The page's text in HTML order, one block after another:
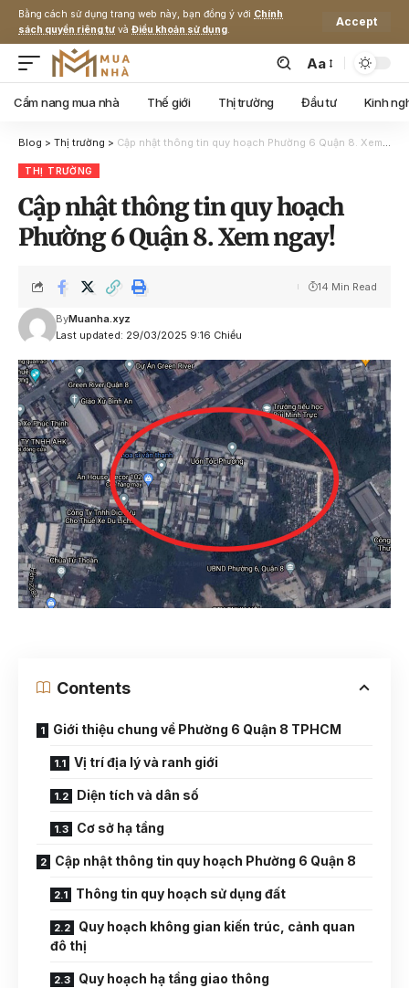
Bằng cách sử dụng trang web này, bạn đồng ý với Chính
sách quyền riêng tư và Điều khoản sử dụng.
Accept
Aa
Cẩm nang mua nhà Thế giới Thị trường Đầu tư Kinh
Blog > Thị trường > Cập nhật thông tin quy hoạch Phường 6 Quận 8. Xem ngay!
THỊ TRƯỜNG
Cập nhật thông tin quy hoạch
Phường 6 Quận 8. Xem ngay!
Last updated: 29/03/2025 9:16 Chiều
ByMuanha.xyz
14 Min Read
Contents
Giới thiệu chung về Phường 6 Quận 8 TPHCM
Vị trí địa lý và ranh giới
Diện tích và dân số
Cơ sở hạ tầng
Cập nhật thông tin quy hoạch Phường 6 Quận 8
Thông tin quy hoạch sử dụng đất
Quy hoạch không gian kiến trúc, cảnh quan
đô thị
Quy hoạch hạ tầng giao thông